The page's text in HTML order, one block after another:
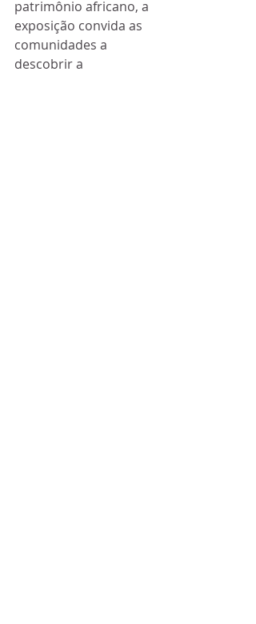
patrimônio africano, a
exposição convida as
comunidades a
descobrir a